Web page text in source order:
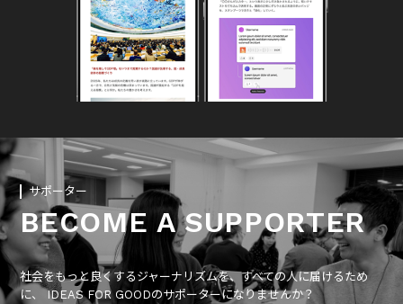
サポーター
BECOME A SUPPORTER
社会をもっと良くするジャーナリズムを、すべての人に届けるため
に、 IDEAS FOR GOODのサポーターになりませんか？